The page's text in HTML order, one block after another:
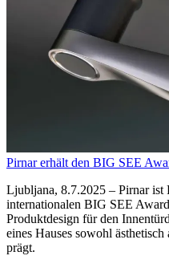
Pirnar erhält den BIG SEE
Ljubljana, 8.7.2025 – Pirnar ist
internationalen BIG SEE
Produktdesign für den
eines Hauses sowohl
prägt.